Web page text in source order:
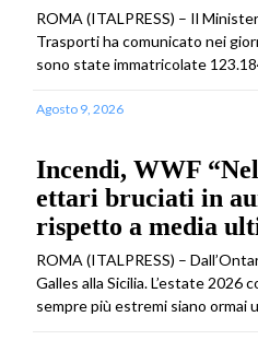
ROMA (ITALPRESS) – Il
Trasporti ha comunicato nei
sono state immatricolate
Agosto 9, 2026
Incendi, WWF
ettari bruciati in
rispetto a media
ROMA (ITALPRESS) –
Galles alla Sicilia. L’estate 2026
sempre più estremi siano ormai